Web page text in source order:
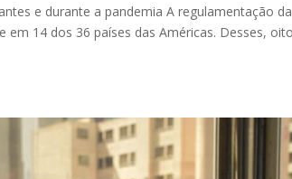
e durante a pandemia A regulamentação
em 14 dos 36 países das Américas. Desses,